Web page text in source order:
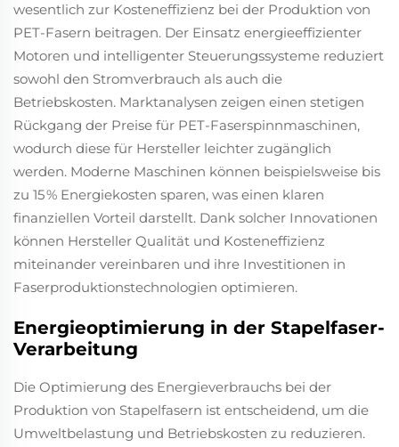
wesentlich zur Kosteneffizienz bei der Produktion von
PET-Fasern beitragen. Der Einsatz energieeffizienter
Motoren und intelligenter Steuerungssysteme reduziert
sowohl den Stromverbrauch als auch die
Betriebskosten. Marktanalysen zeigen einen stetigen
Rückgang der Preise für PET-Faserspinnmaschinen,
wodurch diese für Hersteller leichter zugänglich
werden. Moderne Maschinen können beispielsweise bis
zu 15 % Energiekosten sparen, was einen klaren
finanziellen Vorteil darstellt. Dank solcher Innovationen
können Hersteller Qualität und Kosteneffizienz
miteinander vereinbaren und ihre Investitionen in
Faserproduktionstechnologien optimieren.
Energieoptimierung in der Stapelfaser-
Verarbeitung
Die Optimierung des Energieverbrauchs bei der
Produktion von Stapelfasern ist entscheidend, um die
Umweltbelastung und Betriebskosten zu reduzieren.